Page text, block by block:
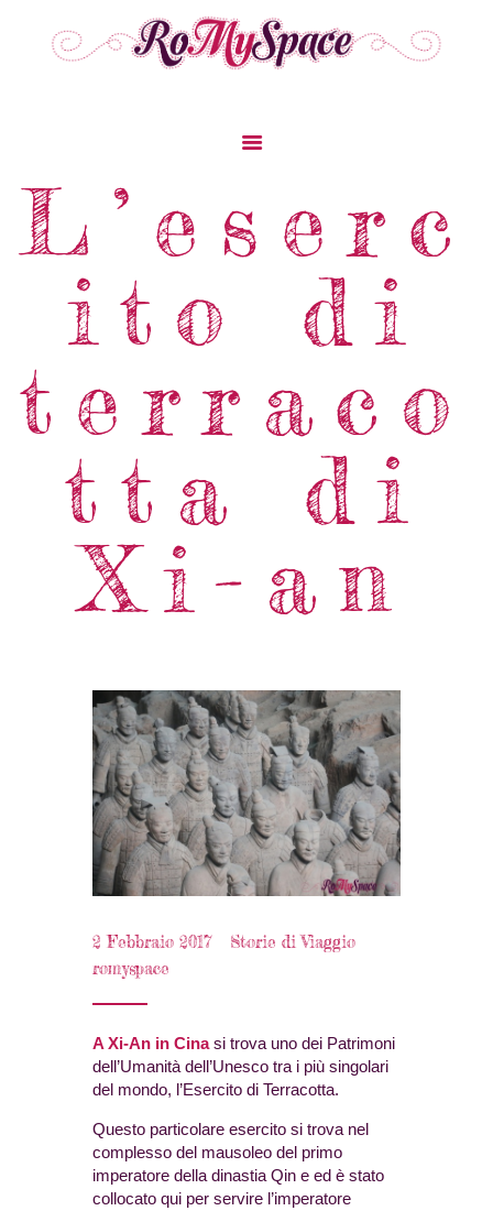
L’eserc
ito di
terraco
tta di
Xi-an
Home
Storie Di Viaggio
Cibo Dal Mondo
Viaggia Con Noi
Chi Siamo
Contatti
2 Febbraio 2017
Storie di Viaggio
romyspace
A Xi-An in Cinasi trova uno dei Patrimoni
dell’Umanità dell’Unesco tra i più singolari
del mondo, l’Esercito di Terracotta.
Questo particolare esercito si trova nel
complesso del mausoleo del primo
imperatore della dinastia Qin e ed è stato
collocato qui per servire l’imperatore